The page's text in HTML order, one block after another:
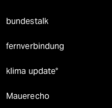
bundestalk
fernverbindung
klima update°
Mauerecho